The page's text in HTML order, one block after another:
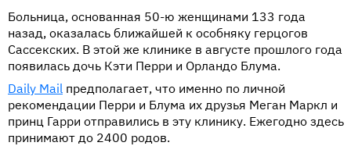
Больница, основанная 50-ю женщинами 133 года
назад, оказалась ближайшей к особняку герцогов
Сассекских. В этой же клинике в августе прошлого года
появилась дочь Кэти Перри и Орландо Блума.
Daily Mail предполагает, что именно по личной
рекомендации Перри и Блума их друзья Меган Маркл и
принц Гарри отправились в эту клинику. Ежегодно здесь
принимают до 2400 родов.